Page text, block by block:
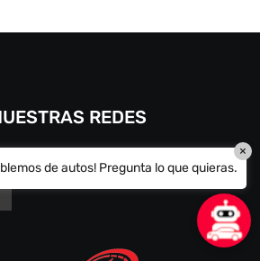
REDES
de autos! Pregunta lo que quieras.
×